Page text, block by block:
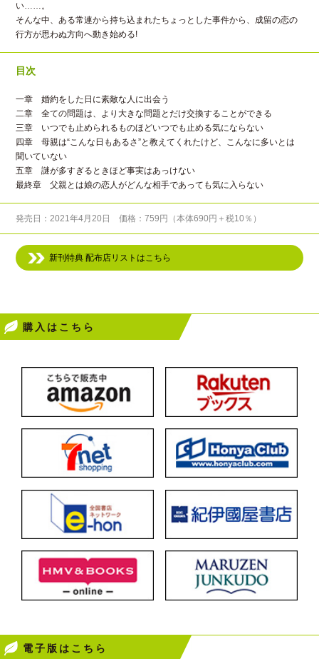
い……。
そんな中、ある常連から持ち込まれたちょっとした事件から、成留の恋の
行方が思わぬ方向へ動き始める!
目次
一章 婚約をした日に素敵な人に出会う
二章 全ての問題は、より大きな問題とだけ交換することができる
三章 いつでも止められるものほどいつでも止める気にならない
四章 母親は“こんな日もあるさ”と教えてくれたけど、こんなに多いとは
聞いていない
五章 謎が多すぎるときほど事実はあっけない
最終章 父親とは娘の恋人がどんな相手であっても気に入らない
発売日：2021年4月20日 価格：759円（本体690円＋税10％）
新刊特典 配布店リストはこちら
購入はこちら
電子版はこちら